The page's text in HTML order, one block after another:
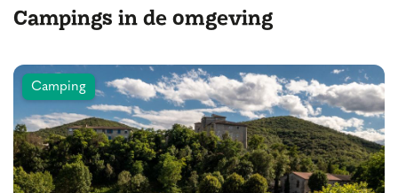
Campings in de omgeving
Camping